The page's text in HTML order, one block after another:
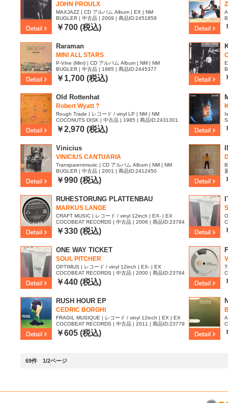
JOHN PROULX
MAXJAZZ | CD アルバム Album | EX | NM
BUGLER | 中古品 | 2009 | 商品ID:2451859
￥700 (税込)
Raraman
MINI ALL STARS
P-Vine (Mini) | CD アルバム Album | NM | NM
BUGLER | 中古品 | 1985 | 商品ID:2445377
￥1,700 (税込)
Old Rottenhat
Robert Wyatt ?
Rough Trade | レコード / vinyl LP | NM | NM
COCONUTS DISK | 中古品 | 1985 | 商品ID:2431301
￥2,970 (税込)
Vinicius
VINICIUS CANTUARIA
Transparentmusic | CD アルバム Album | NM | NM
BUGLER | 中古品 | 2001 | 商品ID:2412450
￥990 (税込)
2
RUHESTORUNG PLATTENBAU
MARKUS LANGE
CRAFT MUSIC | レコード / vinyl 12inch | EX- | EX
COCOBEAT RECORDS | 中古品 | 2006 | 商品ID:23784
71
￥330 (税込)
ONE WAY TICKET
SOUL PITCHER
OPTIMUS | レコード / vinyl 12inch | EX- | EX
COCOBEAT RECORDS | 中古品 | 2000 | 商品ID:23784
23
￥440 (税込)
RUSH HOUR EP
CEDRIC BORGHI
FRAGIL MUSIQUE | レコード / vinyl 12inch | EX | EX
COCOBEAT RECORDS | 中古品 | 2011 | 商品ID:23779
23
￥605 (税込)
69件 1/2ページ